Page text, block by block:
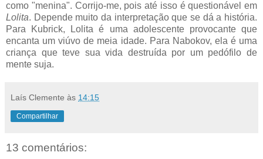
como "menina". Corrijo-me, pois até isso é questionável em
Lolita. Depende muito da interpretação que se dá a história.
Para Kubrick, Lolita é uma adolescente provocante que
encanta um viúvo de meia idade. Para Nabokov, ela é uma
criança que teve sua vida destruída por um pedófilo de
mente suja.
Laís Clemente às 14:15
Compartilhar
13 comentários: